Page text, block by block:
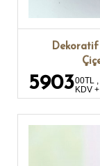
Dekoratif
590300TL ,
KDV +